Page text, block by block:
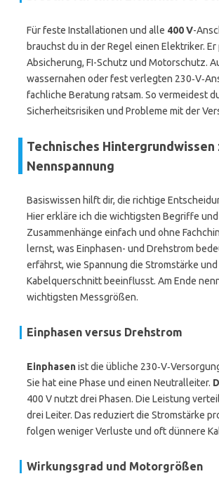
Für feste Installationen und alle 400 V-
brauchst du in der Regel einen Elektriker.
Absicherung, FI-Schutz und Motorschutz.
wassernahen oder fest verlegten
fachliche Beratung ratsam. So vermeidest
Sicherheitsrisiken und Probleme mit der
Technisches Hintergrundwissen
Nennspannung
Basiswissen hilft dir, die richtige
Hier erkläre ich die wichtigsten Begriffe und
Zusammenhänge einfach und ohne
lernst, was Einphasen- und Drehstrom
erfährst, wie Spannung die Stromstärke und
Kabelquerschnitt beeinflusst. Am Ende
wichtigsten Messgrößen.
Einphasen versus Drehstrom
Einphasenist die übliche
Sie hat eine Phase und einen Neutralleiter.
400 V nutzt drei Phasen. Die Leistung
drei Leiter. Das reduziert die Stromstärke
folgen weniger Verluste und oft dünnere
Wirkungsgrad und Motorgrößen